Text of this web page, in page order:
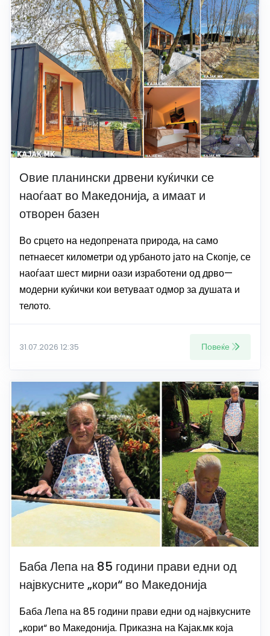
Овие планински дрвени куќички се
наоѓаат во Македонија, а имаат и
отворен базен
Во срцето на недопрената природа, на само
петнаесет километри од урбаното јато на Скопје, се
наоѓаат шест мирни оази изработени од дрво—
модерни куќички кои ветуваат одмор за душата и
телото.
31.07.2026 12:35 Повеќе
Баба Лепа на 85 години прави едни од
највкусните „кори“ во Македонија
Баба Лепа на 85 години прави едни од највкусните
„кори“ во Македонија. Приказна на Кајак.мк која